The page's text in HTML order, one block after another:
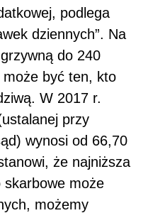
podlega
dziennych”. Na
do 240
być ten, kto
W 2017 r.
przy
wynosi od 66,70
że najniższa
może
możemy